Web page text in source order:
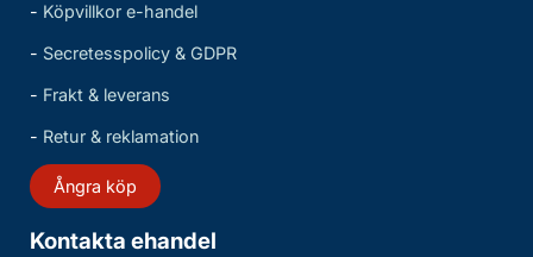
- Köpvillkor e-handel
- Secretesspolicy & GDPR
- Frakt & leverans
- Retur & reklamation
Ångra köp
Kontakta ehandel